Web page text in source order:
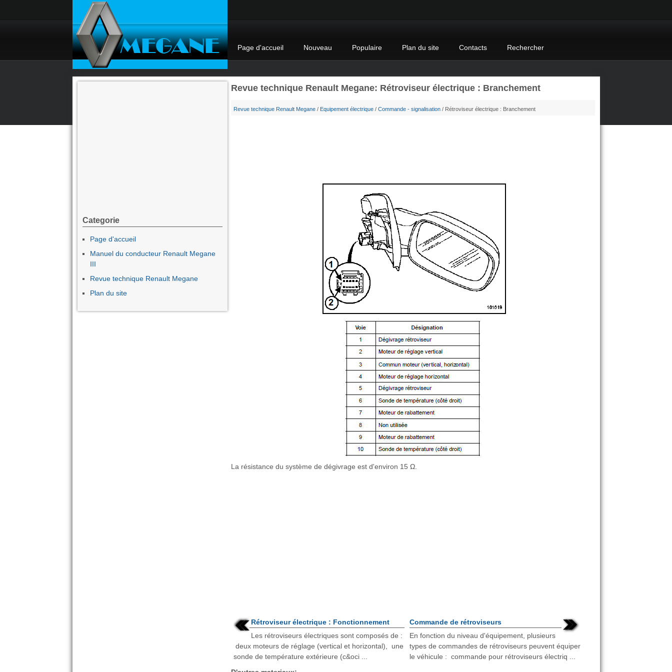
Page d'accueil Nouveau Populaire Plan du site Contacts Rechercher
Revue technique Renault Megane: Rétroviseur électrique : Branchement
Revue technique Renault Megane/ Equipement électrique/ Commande - signalisation/ Rétroviseur électrique : Branchement
La résistance du système de dégivrage est d'environ 15 Ω.
Rétroviseur électrique : Fonctionnement
Les rétroviseurs électriques sont composés de :
deux moteurs de réglage (vertical et horizontal), une
sonde de température extérieure (c&oci ...
Commande de rétroviseurs
En fonction du niveau d'équipement, plusieurs
types de commandes de rétroviseurs peuvent équiper
le véhicule : commande pour rétroviseurs électriq ...
Categorie
Page d'accueil
Manuel du conducteur Renault Megane
III
Revue technique Renault Megane
Plan du site